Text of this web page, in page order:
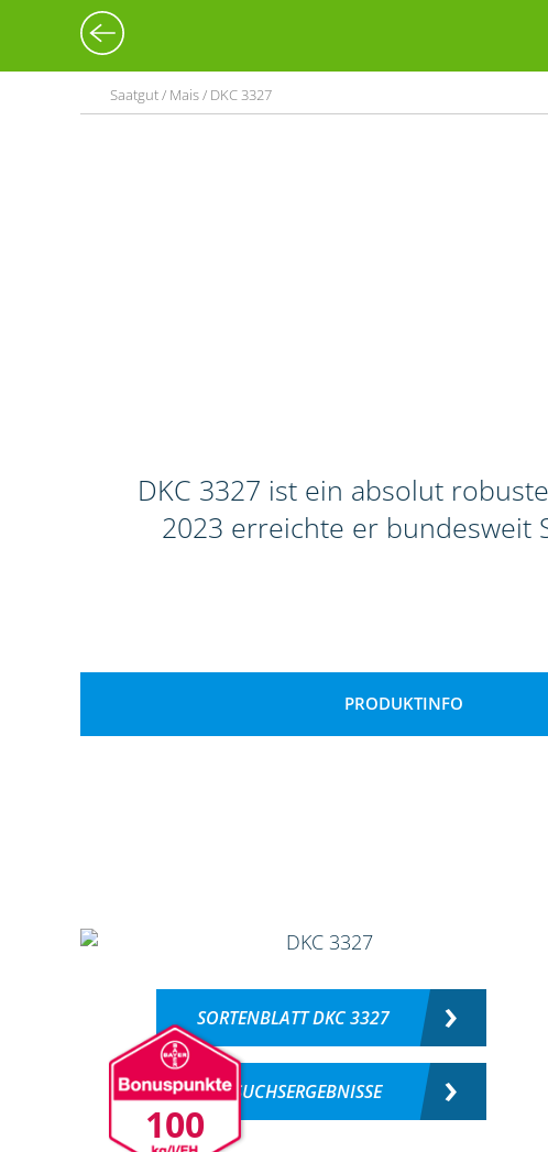
Saatgut / Mais / DKC 3327
DKC 3327 ist ein absolut
2023 erreichte er bundesweit
PRODUKTINFO
100
SORTENBLATT DKC 3327
VERSUCHSERGEBNISSE